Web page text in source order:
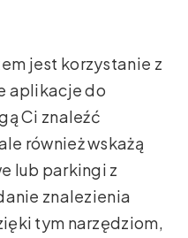
jest korzystanie z
aplikacje do
Ci znaleźć
również wskażą
lub parkingi z
znalezienia
tym narzędziom,